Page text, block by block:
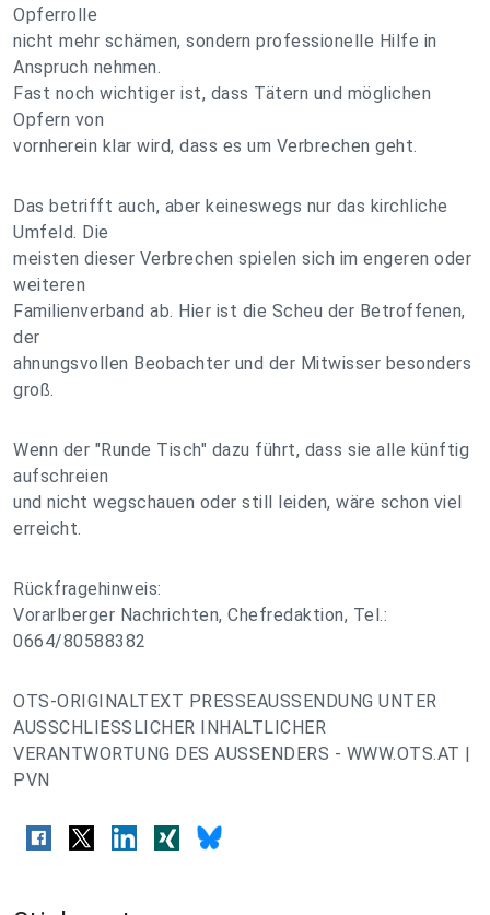
Opferrolle
nicht mehr schämen, sondern professionelle Hilfe in
Anspruch nehmen.
Fast noch wichtiger ist, dass Tätern und möglichen
Opfern von
vornherein klar wird, dass es um Verbrechen geht.
Das betrifft auch, aber keineswegs nur das kirchliche
Umfeld. Die
meisten dieser Verbrechen spielen sich im engeren oder
weiteren
Familienverband ab. Hier ist die Scheu der Betroffenen,
der
ahnungsvollen Beobachter und der Mitwisser besonders
groß.
Wenn der "Runde Tisch" dazu führt, dass sie alle künftig
aufschreien
und nicht wegschauen oder still leiden, wäre schon viel
erreicht.
Rückfragehinweis:
Vorarlberger Nachrichten, Chefredaktion, Tel.:
0664/80588382
OTS-ORIGINALTEXT PRESSEAUSSENDUNG UNTER
AUSSCHLIESSLICHER INHALTLICHER
VERANTWORTUNG DES AUSSENDERS - WWW.OTS.AT |
PVN